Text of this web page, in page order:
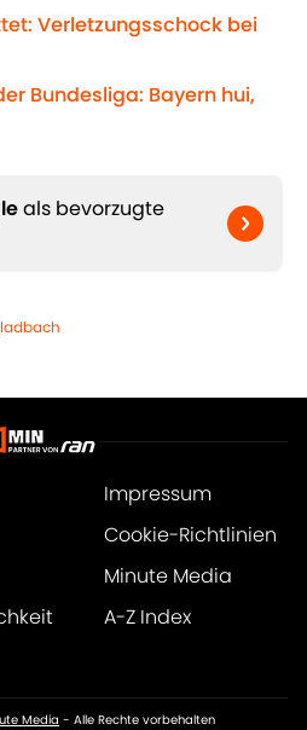
Verletzungsschock bei
Bundesliga: Bayern hui,
als bevorzugte
Impressum
Cookie-Richtlinien
Minute Media
A-Z Index
Media - Alle Rechte vorbehalten